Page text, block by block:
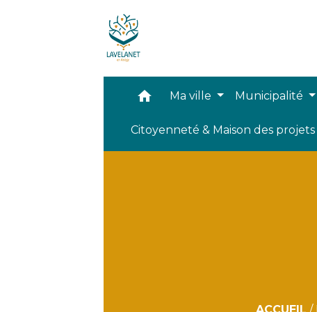
home Ma ville Municipalité
Citoyenneté & Maison des projets